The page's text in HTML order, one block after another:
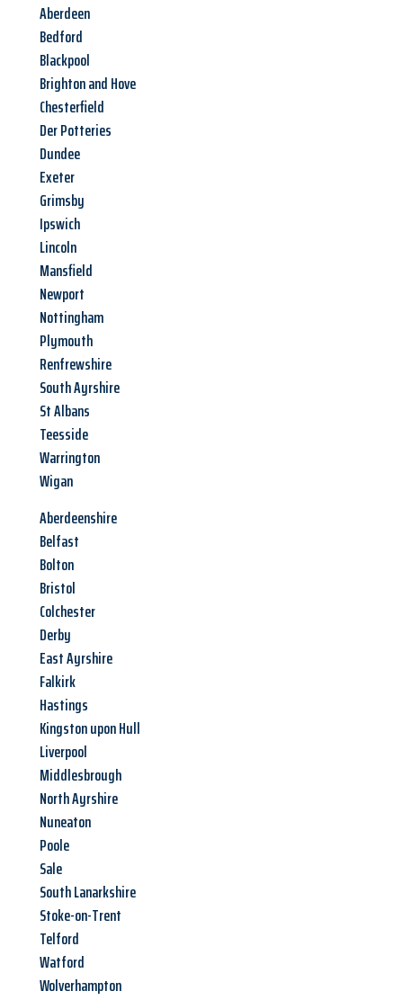
Aberdeen
Bedford
Blackpool
Brighton and Hove
Chesterfield
Der Potteries
Dundee
Exeter
Grimsby
Ipswich
Lincoln
Mansfield
Newport
Nottingham
Plymouth
Renfrewshire
South Ayrshire
St Albans
Teesside
Warrington
Wigan
Aberdeenshire
Belfast
Bolton
Bristol
Colchester
Derby
East Ayrshire
Falkirk
Hastings
Kingston upon Hull
Liverpool
Middlesbrough
North Ayrshire
Nuneaton
Poole
Sale
South Lanarkshire
Stoke-on-Trent
Telford
Watford
Wolverhampton